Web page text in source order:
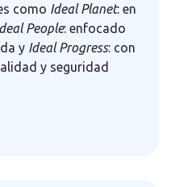
como Ideal Planet: en
People: enfocado
y Ideal Progress: con
y seguridad